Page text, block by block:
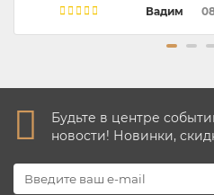
Вадим
Будьте в центре
новости! Новинки,